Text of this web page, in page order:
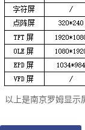
以上是南京罗姆显示